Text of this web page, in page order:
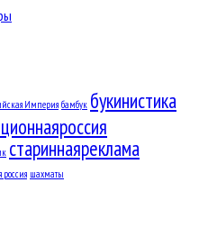
Империя бамбук букинистика
стариннаяреклама
россия шахматы